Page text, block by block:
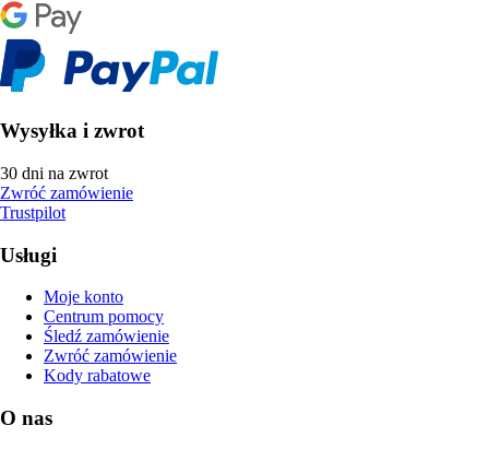
Wysyłka i zwrot
30 dni na zwrot
Zwróć zamówienie
Trustpilot
Usługi
Moje konto
Centrum pomocy
Śledź zamówienie
Zwróć zamówienie
Kody rabatowe
O nas